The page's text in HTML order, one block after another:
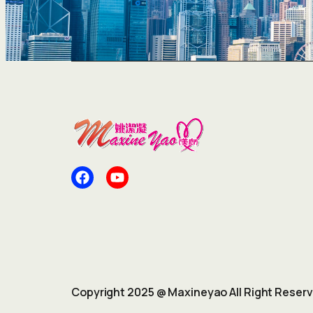
Copyright 2025 @ Maxineyao All Right